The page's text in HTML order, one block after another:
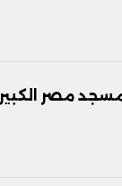
مصر